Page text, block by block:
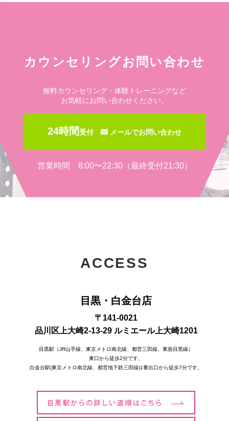
カウンセリングお問い合わせ
無料カウンセリング・体験トレーニングなど
お気軽にお問い合わせください。
24時間受付 メールでお問い合わせ
営業時間 8:00〜22:30（最終受付21:30）
ACCESS
目黒・白金台店
〒141-0021
品川区上大崎2-13-29 ルミエール上大崎1201
目黒駅（JR山手線、東京メトロ南北線、都営三田線、東急目黒線）
東口から徒歩2分です。
白金台駅(東京メトロ南北線、都営地下鉄三田線)1番出口から徒歩7分です。